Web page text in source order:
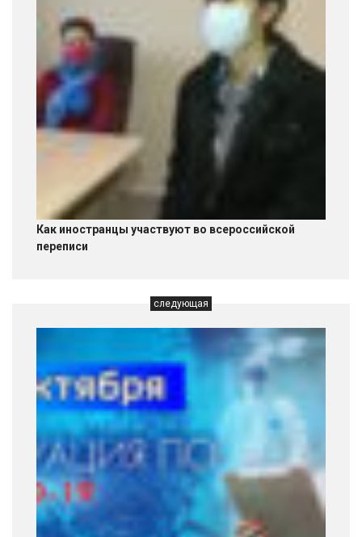
Как иностранцы участвуют во всероссийской
переписи
следующая